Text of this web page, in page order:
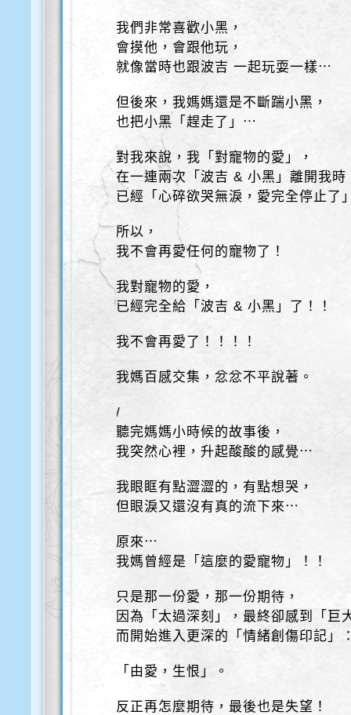
我們非常喜歡小黑，
會摸他，會跟他玩，
就像當時也跟波吉 一起玩耍一樣⋯
但後來，我媽媽還是不斷踹小黑，
也把小黑「趕走了」⋯
對我來說，我「對寵物的愛」，
在一連兩次「波吉 & 小黑」離開我時
已經「心碎欲哭無淚，愛完全停止了
所以，
我不會再愛任何的寵物了！
我對寵物的愛，
已經完全給「波吉 & 小黑」了！！
我不會再愛了！！！！
我媽百感交集，忿忿不平說著。
/
聽完媽媽小時候的故事後，
我突然心裡，升起酸酸的感覺⋯
我眼眶有點澀澀的，有點想哭，
但眼淚又還沒有真的流下來⋯
原來⋯
我媽曾經是「這麼的愛寵物」！！
只是那一份愛，那一份期待，
因為「太過深刻」，最終卻感到「巨
而開始進入更深的「情緒創傷印記」
「由愛，生恨」。
反正再怎麼期待，最後也是失望！